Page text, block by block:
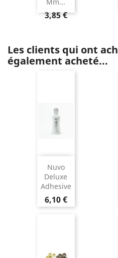
3,85 €
Les clients qui ont
également acheté...
Nuvo
Deluxe
Adhesive
6,10 €